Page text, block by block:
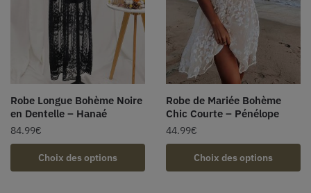
Robe Longue Bohème Noire
en Dentelle – Hanaé
84.99€
Choix des options
Robe de Mariée Bohème
Chic Courte – Pénélope
44.99€
Choix des options